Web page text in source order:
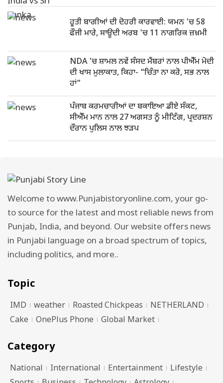
ਹੂਤੀ ਬਾਗੀਆਂ ਦੀ ਦੋਹਰੀ ਕਾਰਵਾਈ: ਯਮਨ 'ਚ 58
ਫੌਜੀ ਮਾਰੇ, ਸਾਊਦੀ ਅਰਬ 'ਚ 11 ਨਾਗਰਿਕ ਜ਼ਖ਼ਮੀ
NDA 'ਚ ਸ਼ਾਮਲ ਨਵੇਂ ਸੰਸਦ ਮੈਂਬਰਾਂ ਨਾਲ ਪੀਐੱਮ ਮੋਦੀ
ਦੀ ਖਾਸ ਮੁਲਾਕਾਤ, ਕਿਹਾ- “ਚਿੰਤਾ ਨਾ ਕਰੋ, ਸਭ ਨਾਲ
ਹਾਂ”
ਪੰਜਾਬ ਕਰਮਚਾਰੀਆਂ ਦਾ ਬਕਾਇਆ ਡੀਏ ਸੰਕਟ,
ਸੀਐੱਮ ਮਾਨ ਨਾਲ 27 ਅਗਸਤ ਨੂੰ ਮੀਟਿੰਗ, ਪ੍ਰਦਰਸ਼ਨ
ਦੌਰਾਨ ਪੁਲਿਸ ਨਾਲ ਝੜਪ
Welcome to www.Punjabistoryonline.com, your go-
to source for the latest and most reliable news from
Punjab, India, and beyond. Our website offers news
in Punjabi language on a broad spectrum of topics,
including politics, and more..
Topic
IMD weather Roasted Chickpeas
NETHERLAND
Cake
OnePlus Phone Global Market
Category
National International Entertainment
Lifestyle